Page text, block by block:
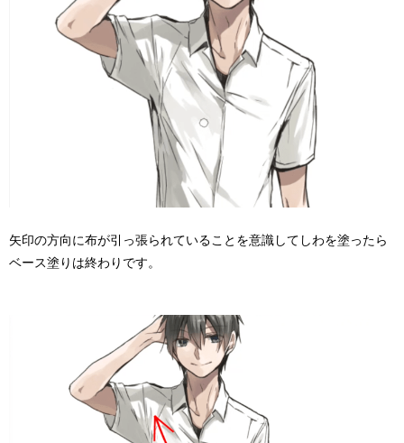
矢印の方向に布が引っ張られていることを意識してしわを塗ったら
ベース塗りは終わりです。